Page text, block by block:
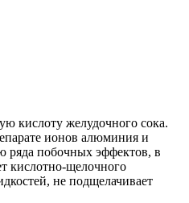
кислоту желудочного сока.
ионов алюминия и
ряда побочных эффектов, в
кислотно-щелочного
не подщелачивает